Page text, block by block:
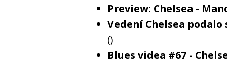
Preview: Chelsea -
Vedení Chelsea
()
Blues videa #67 -